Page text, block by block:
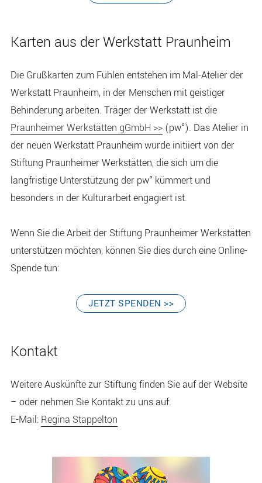
BETREFF
ESTELLEN“
Karten aus der Werkstatt Praunheim
Die Grußkarten zum Fühlen entstehen im Mal-Atelier der
Werkstatt Praunheim, in der Menschen mit geistiger
Behinderung arbeiten. Träger der Werkstatt ist die
Praunheimer Werkstätten gGmbH >>(pw°). Das Atelier in
der neuen Werkstatt Praunheim wurde initiiert von der
Stiftung Praunheimer Werkstätten, die sich um die
langfristige Unterstützung der pw° kümmert und
besonders in der Kulturarbeit engagiert ist.
Wenn Sie die Arbeit der Stiftung Praunheimer Werkstätten
unterstützen möchten, können Sie dies durch eine Online-
Spende tun:
JETZT SPENDEN >>VERLINKT
FÜR
Kontakt
Weitere Auskünfte zur Stiftung finden Sie auf der Website
– oder nehmen Sie Kontakt zu uns auf.
E-Mail: Regina Stappelton
Seitenspalte